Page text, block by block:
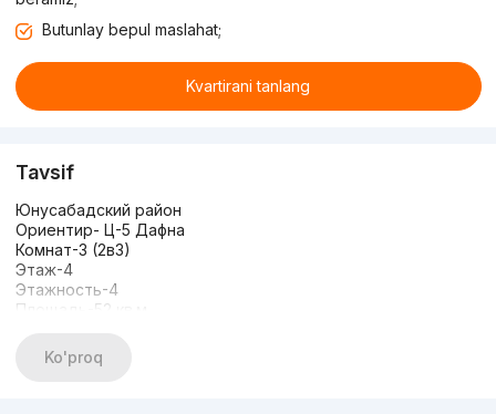
Butunlay bepul maslahat;
Kvartirani tanlang
Tavsif
Юнусабадский район
Ориентир- Ц-5 Дафна
Комнат-3 (2в3)
Этаж-4
Этажность-4
Площадь-52 кв.м
С мебелью и техникой
Ko'proq